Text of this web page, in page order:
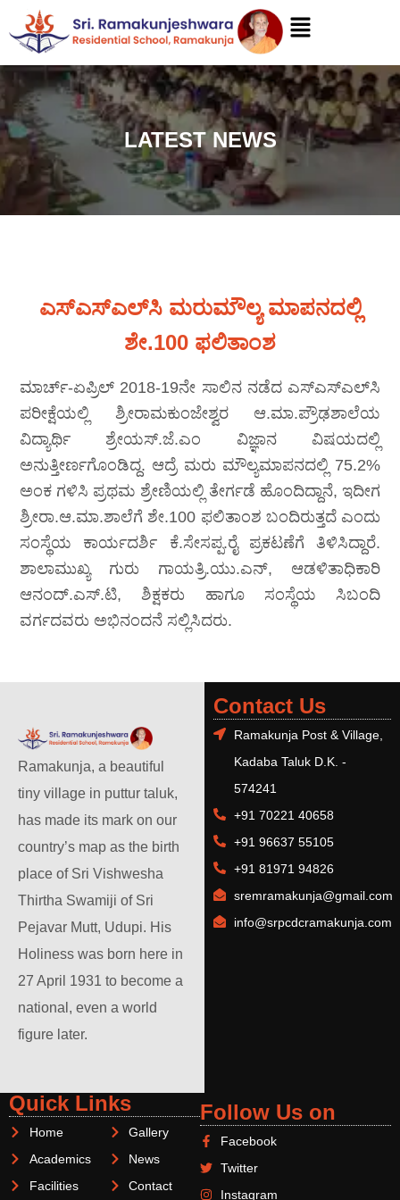
LATEST NEWS
ಎಸ್‍ಎಸ್‍ಎಲ್‍ಸಿ ಮರುಮೌಲ್ಯ ಮಾಪನದಲ್ಲಿ
ಶೇ.100 ಫಲಿತಾಂಶ
ಮಾರ್ಚ್-ಏಪ್ರಿಲ್ 2018-19ನೇ ಸಾಲಿನ ನಡೆದ ಎಸ್‍ಎಸ್‍ಎಲ್‍ಸಿ
ಪರೀಕ್ಷೆಯಲ್ಲಿ ಶ್ರೀರಾಮಕುಂಜೇಶ್ವರ ಆ.ಮಾ.ಪ್ರೌಢಶಾಲೆಯ
ವಿದ್ಯಾರ್ಥಿ ಶ್ರೇಯಸ್.ಜೆ.ಎಂ ವಿಜ್ಞಾನ ವಿಷಯದಲ್ಲಿ
ಅನುತ್ತೀರ್ಣಗೊಂಡಿದ್ದ. ಆದ್ರೆ ಮರು ಮೌಲ್ಯಮಾಪನದಲ್ಲಿ 75.2%
ಅಂಕ ಗಳಿಸಿ ಪ್ರಥಮ ಶ್ರೇಣಿಯಲ್ಲಿ ತೇರ್ಗಡೆ ಹೊಂದಿದ್ದಾನೆ, ಇದೀಗ
ಶ್ರೀರಾ.ಆ.ಮಾ.ಶಾಲೆಗೆ ಶೇ.100 ಫಲಿತಾಂಶ ಬಂದಿರುತ್ತದೆ ಎಂದು
ಸಂಸ್ಥೆಯ ಕಾರ್ಯದರ್ಶಿ ಕೆ.ಸೇಸಪ್ಪ.ರೈ ಪ್ರಕಟಣೆಗೆ ತಿಳಿಸಿದ್ದಾರೆ.
ಶಾಲಾಮುಖ್ಯ ಗುರು ಗಾಯತ್ರಿ.ಯು.ಎನ್, ಆಡಳಿತಾಧಿಕಾರಿ
ಆನಂದ್.ಎಸ್.ಟಿ, ಶಿಕ್ಷಕರು ಹಾಗೂ ಸಂಸ್ಥೆಯ ಸಿಬಂದಿ
ವರ್ಗದವರು ಅಭಿನಂದನೆ ಸಲ್ಲಿಸಿದರು.
Ramakunja, a beautiful
tiny village in puttur taluk,
has made its mark on our
country’s map as the birth
place of Sri Vishwesha
Thirtha Swamiji of Sri
Pejavar Mutt, Udupi. His
Holiness was born here in
27 April 1931 to become a
national, even a world
figure later.
Contact Us
Ramakunja Post & Village,
Kadaba Taluk D.K. -
574241
+91 70221 40658
+91 96637 55105
+91 81971 94826
sremramakunja@gmail.com
info@srpcdcramakunja.com
Quick Links
Home
Academics
Facilities
Gallery
News
Contact
Follow Us on
Facebook
Twitter
Instagram